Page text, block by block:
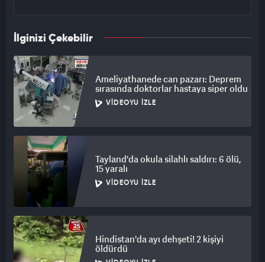
İlginizi Çekebilir
Ameliyathanede can pazarı: Deprem
sırasında doktorlar hastaya siper oldu
VIDEOYU İZLE
Tayland'da okula silahlı saldırı: 6 ölü,
15 yaralı
VIDEOYU İZLE
Hindistan'da ayı dehşeti! 2 kişiyi
öldürdü